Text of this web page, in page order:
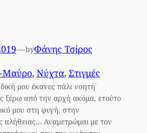
—byΦάνης Τσίρος
Μαύρο, Νύχτα, Στιγμές
μου έκανες πάλι νοητή˙
ξέρω από την αρχή ακόμα, ετούτο
μου στη φυγή, στην
αλήθειας… Αναμετρώμαι με τον